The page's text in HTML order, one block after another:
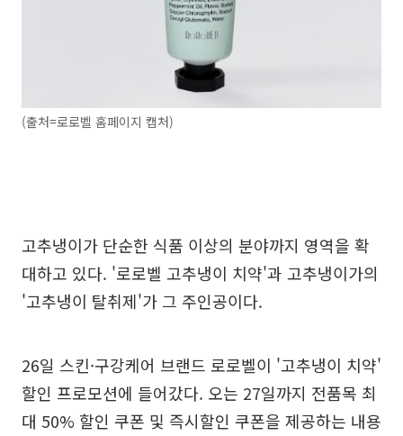
(출처=로로벨 홈페이지 캡처)
고추냉이가 단순한 식품 이상의 분야까지 영역을 확
대하고 있다. '로로벨 고추냉이 치약'과 고추냉이가의
'고추냉이 탈취제'가 그 주인공이다.
26일 스킨·구강케어 브랜드 로로벨이 '고추냉이 치약'
할인 프로모션에 들어갔다. 오는 27일까지 전품목 최
대 50% 할인 쿠폰 및 즉시할인 쿠폰을 제공하는 내용